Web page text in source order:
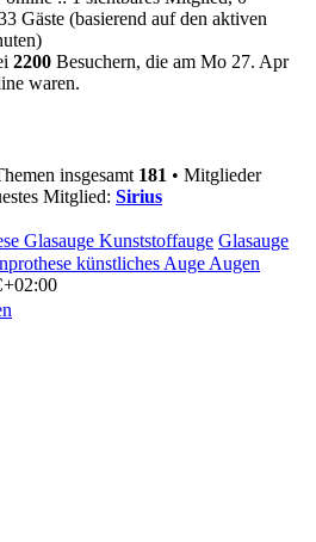
Gäste (basierend auf den aktiven
2200 Besuchern, die am Mo 27. Apr
waren.
insgesamt 181 • Mitglieder
Mitglied: Sirius
Glasauge Kunststoffauge Glasauge
künstliches Auge Augen